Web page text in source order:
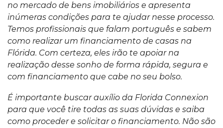
no mercado de bens imobiliários e apresenta
inúmeras condições para te ajudar nesse processo.
Temos profissionais que falam português e sabem
como realizar um financiamento de casas na
Flórida. Com certeza, eles irão te apoiar na
realização desse sonho de forma rápida, segura e
com financiamento que cabe no seu bolso.
É importante buscar auxílio da Florida Connexion
para que você tire todas as suas dúvidas e saiba
como proceder e solicitar o financiamento. Não são